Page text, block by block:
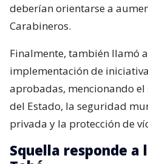
deberían orientarse a
Carabineros.
Finalmente, también llamó
implementación de
aprobadas, mencionando
del Estado, la seguridad
privada y la protección de
Squella responde a